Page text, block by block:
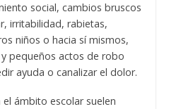
social, cambios bruscos
irritabilidad, rabietas,
niños o hacia sí mismos,
pequeños actos de robo
ayuda o canalizar el dolor.
ámbito escolar suelen